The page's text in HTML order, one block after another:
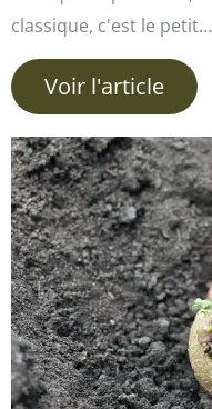
classique, c'est le petit…
Voir l'article